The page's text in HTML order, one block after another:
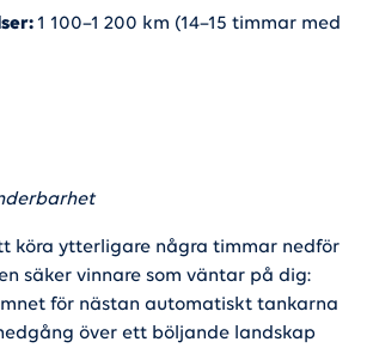
1 100–1 200 km (14–15 timmar med
köra ytterligare några timmar nedför
säker vinnare som väntar på dig:
för nästan automatiskt tankarna
över ett böljande landskap